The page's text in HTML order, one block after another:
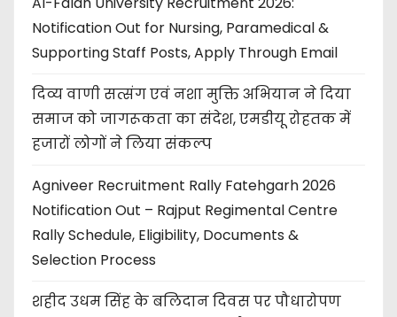
Notification Out for Nursing, Paramedical &
Supporting Staff Posts, Apply Through Email
दिव्य वाणी सत्संग एवं नशा मुक्ति अभियान ने दिया
समाज को जागरूकता का संदेश, एमडीयू रोहतक में
हजारों लोगों ने लिया संकल्प
Agniveer Recruitment Rally Fatehgarh 2026
Notification Out – Rajput Regimental Centre
Rally Schedule, Eligibility, Documents &
Selection Process
शहीद उधम सिंह के बलिदान दिवस पर पौधारोपण